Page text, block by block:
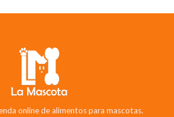
online de alimentos para mascotas.